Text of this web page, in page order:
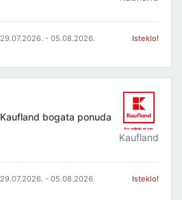
29.07.2026. - 05.08.2026. Isteklo!
Kaufland bogata ponuda
Kaufland
29.07.2026. - 05.08.2026. Isteklo!